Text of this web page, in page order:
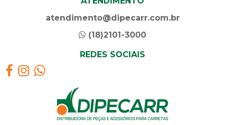
atendimento@dipecarr.com.br
(18)2101-3000
REDES SOCIAIS